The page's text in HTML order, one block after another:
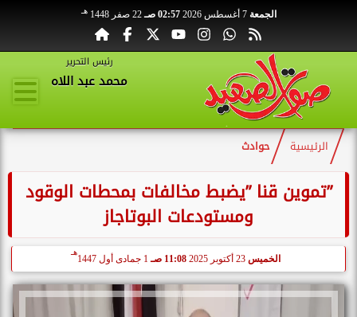
الجمعة 7 أغسطس 2026 02:57 صـ 22 صفر 1448 هـ
رئيس التحرير
محمد عبد اللاه
الرئيسية حوادث
”تموين قنا ”يضبط مخالفات بمحطات الوقود
ومستودعات البوتاجاز
الخميس 23 أكتوبر 2025 11:08 صـ 1 جمادى أول 1447
هـ